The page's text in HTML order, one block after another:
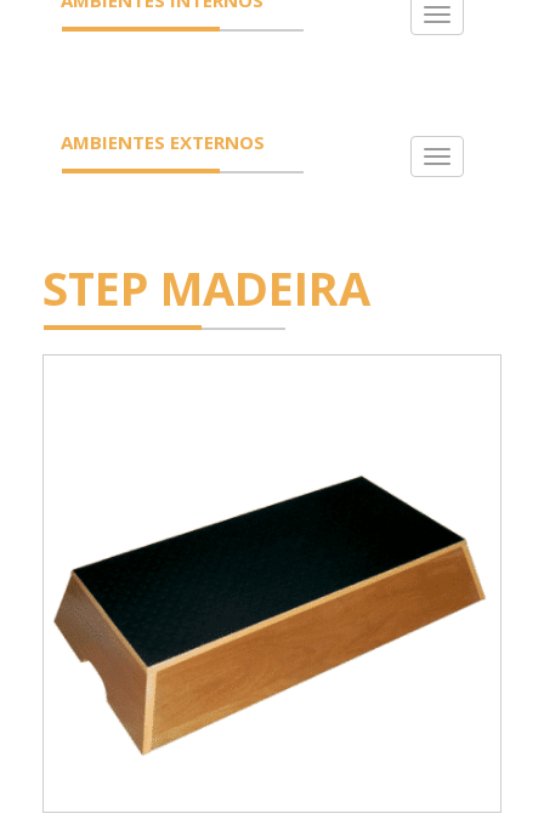
Toggle
AMBIENTES EXTERNOS
Toggle
STEP MADEIRA